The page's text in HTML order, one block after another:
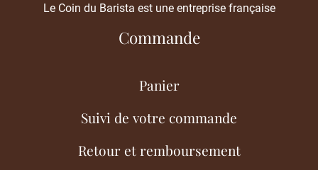
Le Coin du Barista est une entreprise française
Commande
Panier
Suivi de votre commande
Retour et remboursement